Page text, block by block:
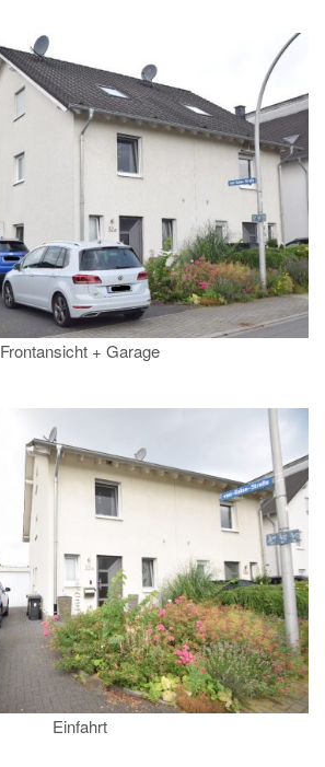
Frontansicht + Garage
Einfahrt